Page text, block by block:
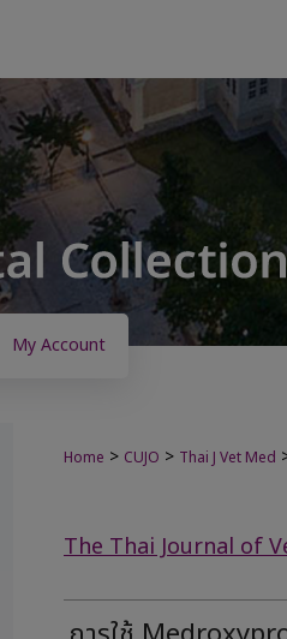
My Account
Home > CUJO > Thai J Vet Med
The Thai Journal of